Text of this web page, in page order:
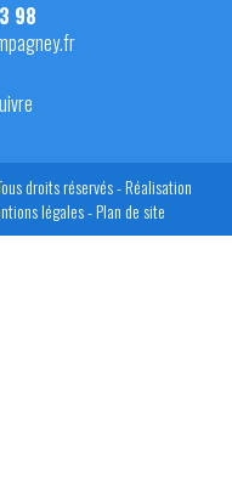
98
droits réservés - Réalisation
légales-Plan de site